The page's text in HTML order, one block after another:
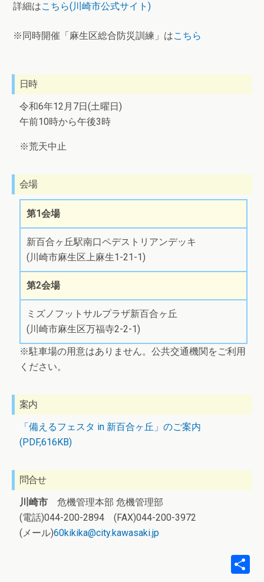
詳細はこちら(川崎市公式サイト)
※同時開催「麻生区総合防災訓練」はこちら
日時
令和6年12月7日(土曜日)
午前10時から午後3時
※荒天中止
会場
第1会場
新百合ヶ丘駅南口ペデストリアンデッキ
(川崎市麻生区上麻生1-21-1)
第2会場
ミズノフットサルプラザ新百合ヶ丘
(川崎市麻生区万福寺2-2-1)
※駐車場の用意はありません。公共交通機関をご利用
ください。
案内
「備えるフェスタ in 新百合ヶ丘」のご案内
(PDF,616KB)
問合せ
川崎市 危機管理本部 危機管理部
(電話)044-200-2894 (FAX)044-200-3972
(メール)60kikika@city.kawasaki.jp